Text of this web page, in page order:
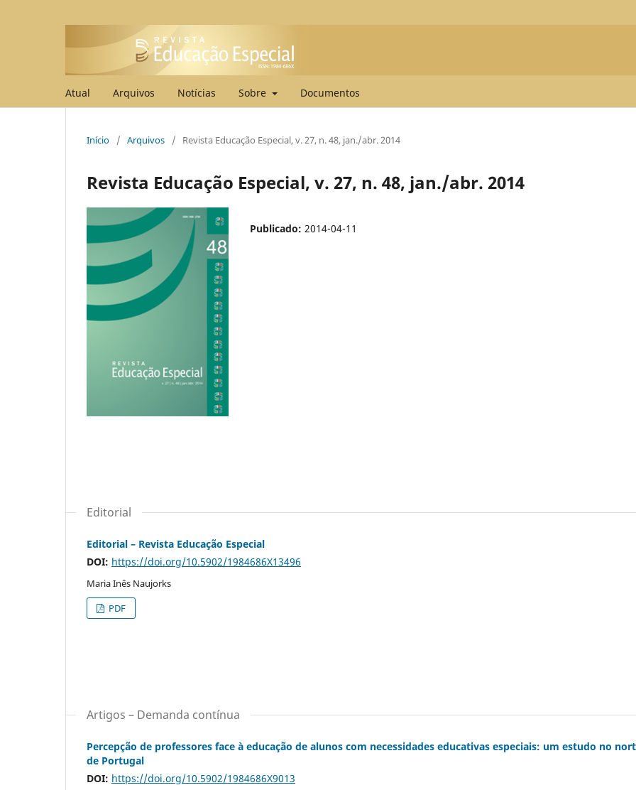
Atual Arquivos Notícias Sobre Documentos
Início / Arquivos / Revista Educação Especial, v. 27, n. 48, jan./abr. 2014
Revista Educação Especial, v. 27, n. 48, jan./abr. 2014
Publicado: 2014-04-11
Editorial
Editorial – Revista Educação Especial
DOI: https://doi.org/10.5902/1984686X13496
Maria Inês Naujorks
PDF
Artigos – Demanda contínua
Percepção de professores face à educação de alunos com necessidades educativas especiais: um estudo no
de Portugal
DOI: https://doi.org/10.5902/1984686X9013